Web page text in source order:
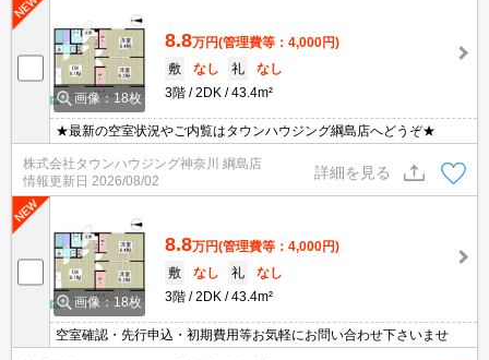
画像：18枚
8.8万円(管理費等：4,000円)
敷
なし 礼
なし
3階
2DK 43.4m²
★最新の空室状況やご内覧はタウンハウジング綱島店へどうぞ★
株式会社タウンハウジング神奈川 綱島店
情報更新日 2026/08/02
詳細を見る
画像：18枚
8.8万円(管理費等：4,000円)
敷
なし 礼
なし
3階
2DK 43.4m²
空室確認・先行申込・初期費用等お気軽にお問い合わせ下さいませ